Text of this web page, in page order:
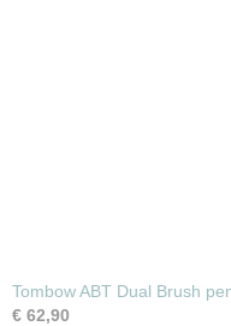
Tombow ABT Dual Brush
€ 62,90